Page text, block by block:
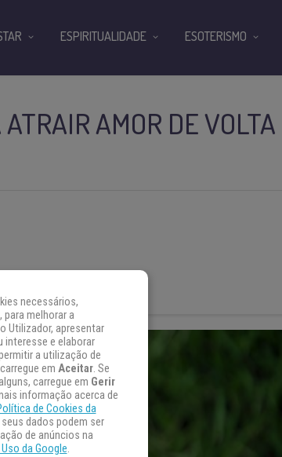
AMOR DE VOLTA
ESPIRITUALIDADE ESOTERISMO
necessários,
melhorar a
Utilizador, apresentar
interesse e elaborar
a utilização de
em Aceitar. Se
carregue em Gerir
informação acerca de
de Cookies da
dados podem ser
de anúncios na
da Google.